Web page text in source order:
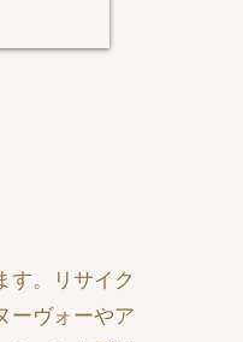
す。リサイク
ーヴォーやア